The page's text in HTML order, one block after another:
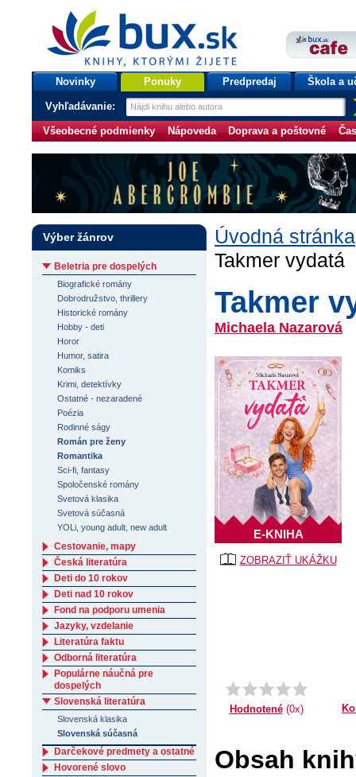
bux.sk
knihy, ktorými žijete
Úvodná stránka
Novinky Ponuky Predpredaj Škola a
Vyhľadávanie:
Všeobecné podmienky Nápoveda Doprava a poštovné
Úvodná stránka
Takmer vydatá
Takmer
Michaela Nazarová
ZOBRAZIŤ UKÁŽKU
E-KNIHA
Hodnotené(0x)
Obsah
Výber žánrov
Beletria pre dospelých
Biografické romány
Dobrodružstvo, thrillery
Historické romány
Hobby - deti
Horor
Humor, satira
Komiks
Krimi, detektívky
Ostatné - nezaradené
Poézia
Rodinné ságy
Román pre ženy
Romantika
Sci-fi, fantasy
Spoločenské romány
Svetová klasika
Svetová súčasná
YOLi, young adult, new adult
Cestovanie, mapy
Česká literatúra
Deti do 10 rokov
Deti nad 10 rokov
Fond na podporu umenia
Jazyky, vzdelanie
Literatúra faktu
Odborná literatúra
Populárne náučná pre
dospelých
Slovenská literatúra
Slovenská klasika
Slovenská súčasná
Darčekové predmety a ostatné
Hovorené slovo